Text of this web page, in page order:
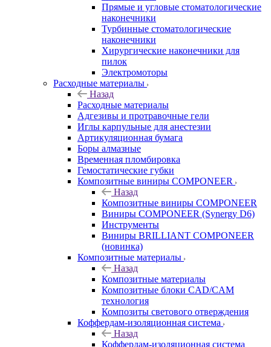
Прямые и угловые стоматологические
наконечники
Турбинные стоматологические
наконечники
Хирургические наконечники для
пилок
Электромоторы
Расходные материалы
Назад
Расходные материалы
Адгезивы и протравочные гели
Иглы карпульные для анестезии
Артикуляционная бумага
Боры алмазные
Временная пломбировка
Гемостатические губки
Композитные виниры COMPONEER
Назад
Композитные виниры COMPONEER
Виниры COMPONEER (Synergy D6)
Инструменты
Виниры BRILLIANT COMPONEER
(новинка)
Композитные материалы
Назад
Композитные материалы
Композитные блоки CAD/СAM
технология
Композиты светового отверждения
Коффердам-изоляционная система
Назад
Коффердам-изоляционная система